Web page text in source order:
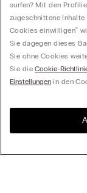
surfen? Mit den
zugeschnittene
Cookies einwilligen‟
Sie dagegen dieses
Sie ohne Cookies
Sie dieCookie-
Einstellungen in den